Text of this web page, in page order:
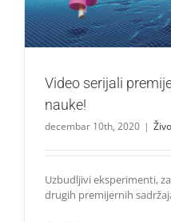
Video serijali
nauke!
decembar 10th, 2020 |
Uzbudljivi eksperimenti,
drugih premijernih